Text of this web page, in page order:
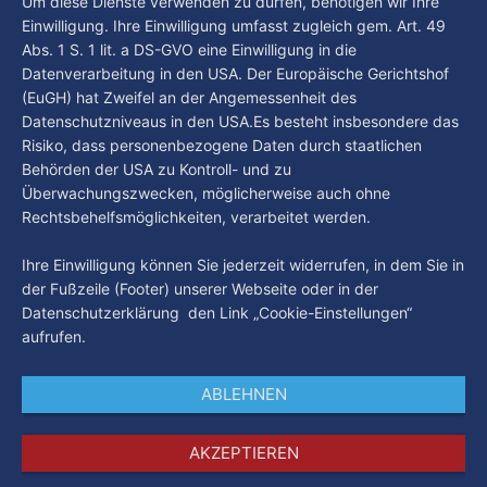
Einwilligung. Ihre Einwilligung umfasst zugleich gem. Art. 49
Abs. 1 S. 1 lit. a DS-GVO eine Einwilligung in die
Datenverarbeitung in den USA. Der Europäische Gerichtshof
(EuGH) hat Zweifel an der Angemessenheit des
Datenschutzniveaus in den USA.Es besteht insbesondere das
Risiko, dass personenbezogene Daten durch staatlichen
Behörden der USA zu Kontroll- und zu
Überwachungszwecken, möglicherweise auch ohne
Rechtsbehelfsmöglichkeiten, verarbeitet werden.
Ihre Einwilligung können Sie jederzeit widerrufen, in dem Sie in
der Fußzeile (Footer) unserer Webseite oder in der
Datenschutzerklärung den Link „Cookie-Einstellungen“
aufrufen.
ABLEHNEN
AKZEPTIEREN